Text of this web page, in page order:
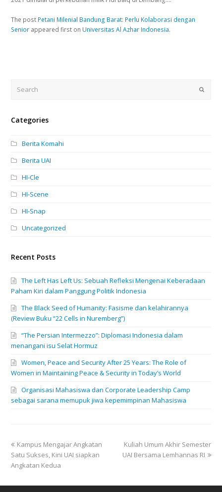
The post Petani Milenial Bandung Barat: Perlu Kolaborasi dengan
Senior appeared first on Universitas Al Azhar Indonesia.
Submit
Categories
Berita Komahi
Berita UAI
HI-Cle
HI-Scene
HI-Snap
Uncategorized
Recent Posts
The Left Has Left Us: Sebuah Refleksi Mengenai Keberadaan
Paham Kiri dalam Panggung Politik Indonesia
The Black Seed of Humanity: Fasisme dan kelahirannya
(Review Buku “22 Cells in Nuremberg”)
“The Persian Intermezzo”: Diplomasi Indonesia dalam
menangani isu Selat Hormuz
Women, Peace and Security After 25 Years: The Role of
Women in Maintaining Peace & Security in Today’s World
Organisasi Mahasiswa dan Corporate Leadership Camp
sebagai sarana memupuk jiwa kepemimpinan Mahasiswa
previous
post:
Kampus Mengajar Angkatan
Satu Sukses, Kini UAI siapkan
Angkatan Kedua
next
post:
Kuliah Umum Akhir Semester
UAI Bersama Lemhannas RI